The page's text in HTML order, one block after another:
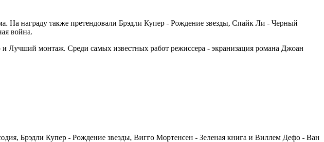
На награду также претендовали Брэдли Купер - Рождение звезды, Спайк Ли - Черный
война.
Лучший монтаж. Среди самых известных работ режиссера - экранизация романа Джоан
Брэдли Купер - Рождение звезды, Вигго Мортенсен - Зеленая книга и Виллем Дефо - Ван